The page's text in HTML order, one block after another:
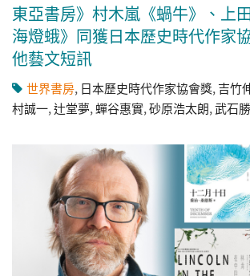
東亞書房》村木嵐《蝸牛》、上
海燈蛾》同獲日本歷史時代作家
他藝文短訊
世界書房, 日本歷史時代作家協會獎, 吉竹
村誠一,辻堂夢, 蟬谷惠實,砂原浩太朗,武石